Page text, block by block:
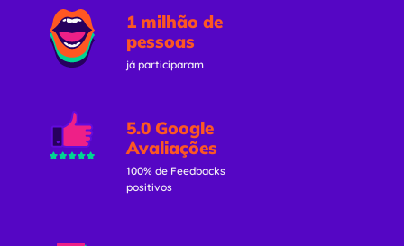
1 milhão de
pessoas
já participaram
5.0 Google
Avaliações
100% de Feedbacks
positivos